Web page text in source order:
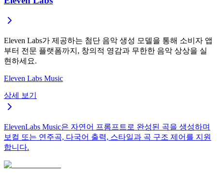
Eleven Labs가 제공하는 첨단 음악 생성 모델을 통해 소비자 앱
부터 전문 플랫폼까지, 창의적 영감과 무한한 음악 상상을 실
현하세요.
Eleven Labs Music
상세 보기
ElevenLabs Music은 자연어 프롬프트로 완성된 곡을 생성하며
보컬 또는 연주곡, 다국어 출력, 스타일과 곡 구조 제어를 지원
합니다.